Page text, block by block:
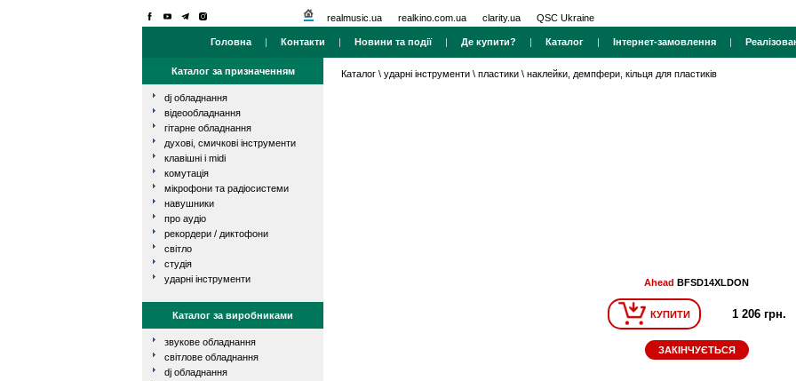
realmusic.ua realkino.com.ua clarity.ua QSC Ukraine
Головна | Контакти | Новини та події| Де купити? | Каталог | Інтернет-замовлення |
Каталог за призначенням
dj обладнання
відеообладнання
гітарне обладнання
духові, смичкові інструменти
клавішні і midi
комутація
мікрофони та радіосистеми
навушники
про аудіо
рекордери / диктофони
світло
студія
ударні інструменти
Каталог за виробниками
звукове обладнання
світлове обладнання
dj обладнання
Каталог \ ударні інструменти \ пластики \ наклейки, демпфери, кільця для пластиків
Ahead BFSD14XLDON
КУПИТИ 1 206 грн.
ЗАКІНЧУЄТЬСЯ